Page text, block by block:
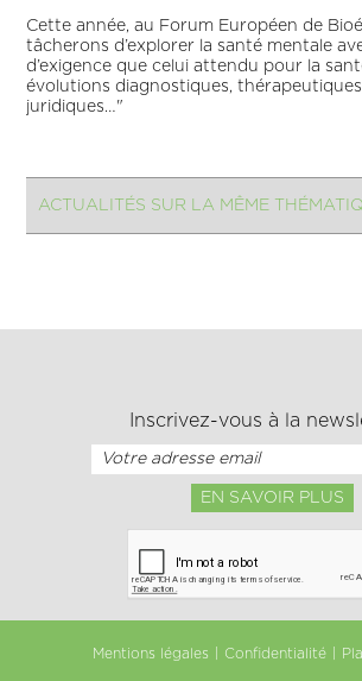
Cette année, au Forum Européen de
tâcherons d’explorer la santé mentale
d’exigence que celui attendu pour la
évolutions diagnostiques,
juridiques…"
ACTUALITÉS SUR LA MÊME
Inscrivez-vous à la
EN SAVOIR PLUS
Mentions légales Confidentialité